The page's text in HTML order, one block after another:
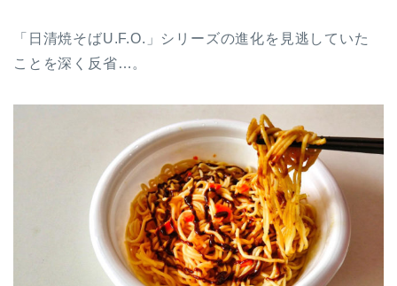
「日清焼そばU.F.O.」シリーズの進化を見逃していた
ことを深く反省…。